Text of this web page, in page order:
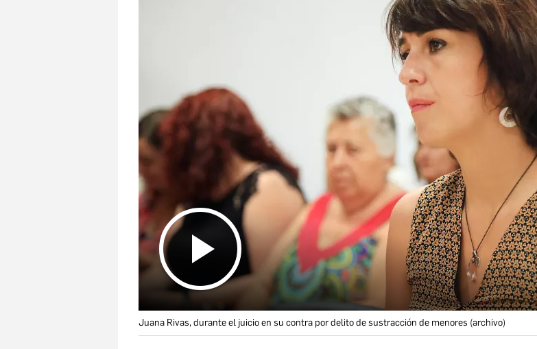
Juana Rivas, durante el juicio en su contra por delito de sustracción de menores (archivo)